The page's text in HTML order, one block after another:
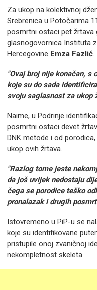
Za ukop na kolektivnoj
Srebrenica u Potočarima
posmrtni ostaci pet žrtava
glasnogovornica Instituta
Hercegovine Emza Fazlić.
"Ovaj broj nije konačan, s
koje su do sada
svoju saglasnost za ukop
Naime, u Podrinje
posmrtni ostaci devet
DNK metode i od
ukop ovih žrtava.
"Razlog tome jeste
da još uvijek nedostaju
čega se porodice teško
pronalazak i drugih
Istovremeno u PiP-u se
koje su identifikovane
pristupile onoj zvaničnoj
nekompletnost skeleta.